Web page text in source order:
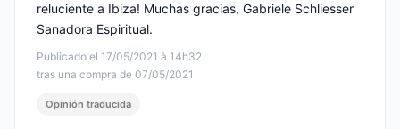
Publicado el 17/05/2021 à 14h32
tras una compra de 07/05/2021
reluciente a Ibiza! Muchas gracias, Gabriele Schliesser
Sanadora Espiritual.
Opinión traducida